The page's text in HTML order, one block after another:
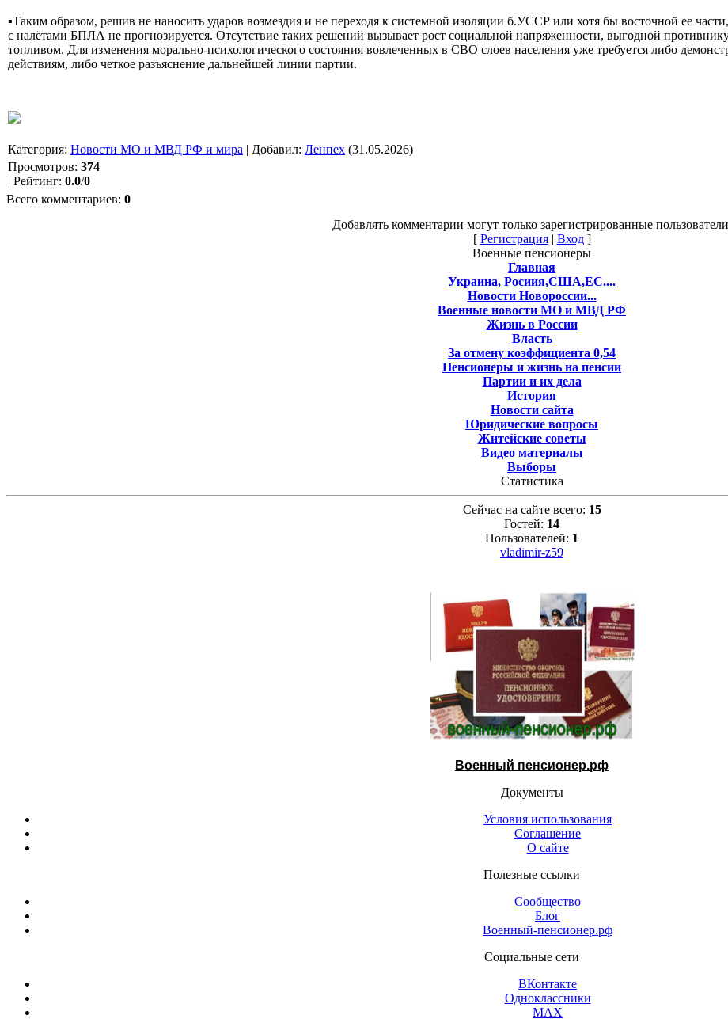
▪️Таким образом, решив не наносить ударов возмездия и не переходя к системной изоляции б.УССР или хотя бы восточной ее
с налётами БПЛА не прогнозируется. Отсутствие таких решений вызывает рост социальной напряженности, выгодной
топливом. Для изменения морально-психологического состояния вовлеченных в СВО слоев населения уже требуется либо
действиям, либо четкое разъяснение дальнейшей линии партии.
Категория: Новости МО и МВД РФ и мира | Добавил: Ленпех (31.05.2026)
Просмотров: 374
| Рейтинг: 0.0/0
Всего комментариев: 0
Добавлять комментарии могут только зарегистрированные
[ Регистрация| Вход]
Военные пенсионеры
Главная
Украина, Росиия,США,ЕС....
Новости Новороссии...
Военные новости МО и МВД РФ
Жизнь в России
Власть
За отмену коэффициента 0,54
Пенсионеры и жизнь на пенсии
Партии и их дела
История
Новости сайта
Юридические вопросы
Житейские советы
Видео материалы
Выборы
Статистика
Сейчас на сайте всего: 15
Гостей: 14
Пользователей: 1
vladimir-z59
Военный пенсионер.рф
Документы
Условия использования
Соглашение
О сайте
Полезные ссылки
Сообщество
Блог
Военный-пенсионер.рф
Социальные сети
ВКонтакте
Одноклассники
МАХ